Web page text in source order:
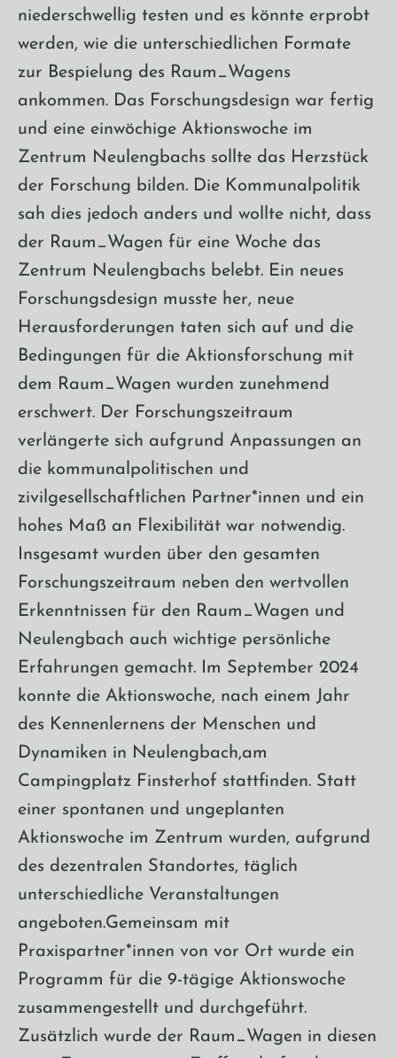
niederschwellig testen und es könnte erprobt
werden, wie die unterschiedlichen Formate
zur Bespielung des Raum_Wagens
ankommen. Das Forschungsdesign war fertig
und eine einwöchige Aktionswoche im
Zentrum Neulengbachs sollte das Herzstück
der Forschung bilden. Die Kommunalpolitik
sah dies jedoch anders und wollte nicht, dass
der Raum_Wagen für eine Woche das
Zentrum Neulengbachs belebt. Ein neues
Forschungsdesign musste her, neue
Herausforderungen taten sich auf und die
Bedingungen für die Aktionsforschung mit
dem Raum_Wagen wurden zunehmend
erschwert. Der Forschungszeitraum
verlängerte sich aufgrund Anpassungen an
die kommunalpolitischen und
zivilgesellschaftlichen Partner*innen und ein
hohes Maß an Flexibilität war notwendig.
Insgesamt wurden über den gesamten
Forschungszeitraum neben den wertvollen
Erkenntnissen für den Raum_Wagen und
Neulengbach auch wichtige persönliche
Erfahrungen gemacht. Im September 2024
konnte die Aktionswoche, nach einem Jahr
des Kennenlernens der Menschen und
Dynamiken in Neulengbach,am
Campingplatz Finsterhof stattfinden. Statt
einer spontanen und ungeplanten
Aktionswoche im Zentrum wurden, aufgrund
des dezentralen Standortes, täglich
unterschiedliche Veranstaltungen
angeboten.Gemeinsam mit
Praxispartner*innen von vor Ort wurde ein
Programm für die 9-tägige Aktionswoche
zusammengestellt und durchgeführt.
Zusätzlich wurde der Raum_Wagen in diesen